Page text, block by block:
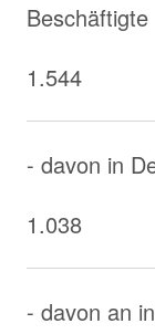
Beschäftigte
1.544
- davon in
1.038
- davon an